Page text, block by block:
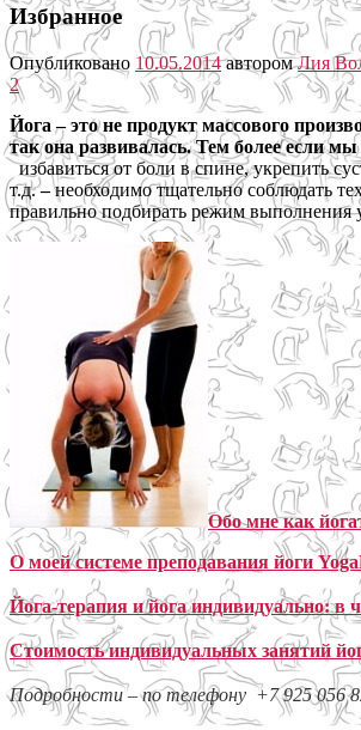
Избранное
Опубликовано 10.05.2014 авторомЛия
2
Йога – это не продукт массового
так она развивалась. Тем более если
избавиться от боли в спине, укрепить
т.д.–необходимо тщательно соблюдать
правильно подбирать режим выполнения
Обо мне как
О моей системе преподавания йоги
Йога-терапия и йога индивидуально: в
Стоимость индивидуальных занятий
Подробности – по телефону +7 925 056